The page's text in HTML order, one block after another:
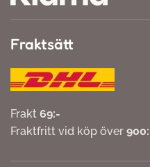
Fraktsätt
Frakt 69:-
Fraktfritt vid köp över